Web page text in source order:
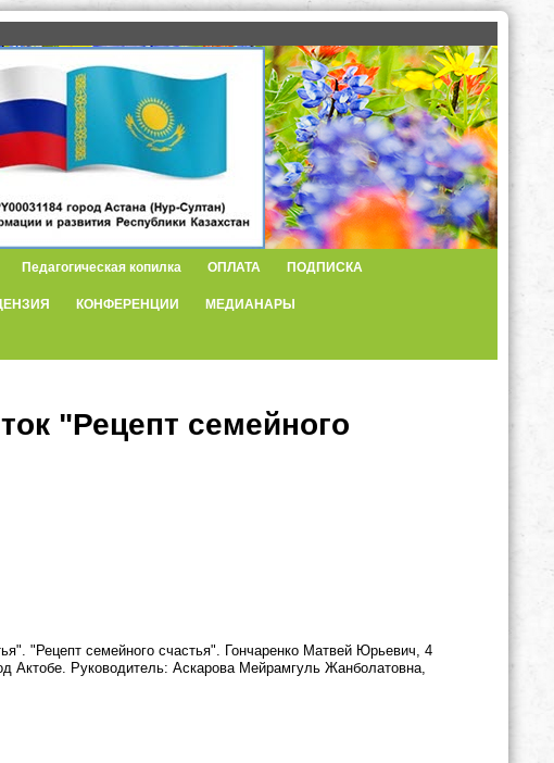
Педагогическая копилка ОПЛАТА ПОДПИСКА
КОНФЕРЕНЦИИ МЕДИАНАРЫ
"Рецепт семейного
"Рецепт семейного счастья". Гончаренко Матвей Юрьевич, 4
Актобе. Руководитель: Аскарова Мейрамгуль Жанболатовна,